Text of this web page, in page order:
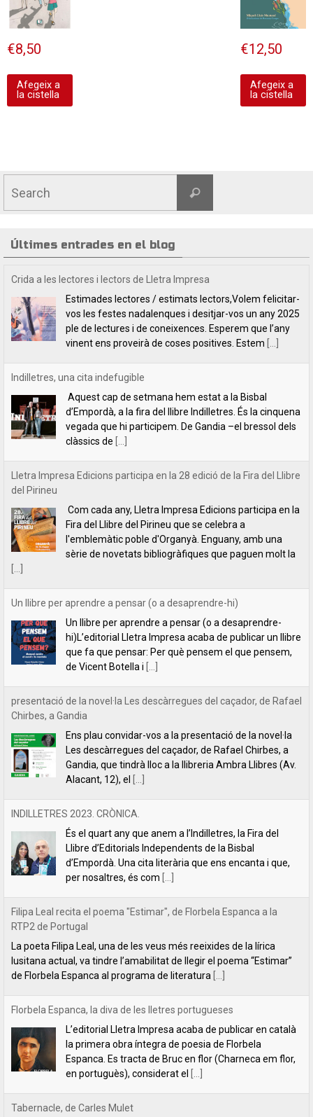
€8,50
Afegeix a
la cistella
€12,50
Afegeix a
la cistella
Search
Últimes entrades en el blog
Indilletres, una cita indefugible
Aquest cap de setmana hem estat a la Bisbal
d’Empordà, a la fira del llibre Indilletres. És la cinquena
vegada que hi participem. De Gandia –el bressol dels
clàssics de[...]
Lletra Impresa Edicions participa en la 28 edició de la Fira del Llibre
del Pirineu
Com cada any, Lletra Impresa Edicions participa en la
Fira del Llibre del Pirineu que se celebra a
l'emblemàtic poble d'Organyà. Enguany, amb una
[...]
Un llibre per aprendre a pensar (o a desaprendre-hi)
Un llibre per aprendre a pensar (o a desaprendre-
hi)L’editorial Lletra Impresa acaba de publicar un llibre
que fa que pensar: Per què pensem el que pensem,
presentació de la novel·la Les descàrregues del caçador, de Rafael
Chirbes, a Gandia
Ens plau convidar-vos a la presentació de la novel·la
Les descàrregues del caçador, de Rafael Chirbes, a
Gandia, que tindrà lloc a la llibreria Ambra Llibres (Av.
INDILLETRES 2023. CRÒNICA.
És el quart any que anem a l’Indilletres, la Fira del
Llibre d’Editorials Independents de la Bisbal
d’Empordà. Una cita literària que ens encanta i que,
per nosaltres, és com
Filipa Leal recita el poema "Estimar", de Florbela Espanca a la
RTP2 de Portugal
La poeta Filipa Leal, una de les veus més reeixides de la lírica
lusitana actual, va tindre l’amabilitat de llegir el poema “Estimar”
de Florbela Espanca al programa de literatura
Florbela Espanca, la diva de les lletres portugueses
L’editorial Lletra Impresa acaba de publicar en català
la primera obra íntegra de poesia de Florbela
Espanca. Es tracta de Bruc en flor (Charneca em flor,
en portuguès), considerat el[...]
Tabernacle, de Carles Mulet
Una de les coses boniques del mes de setembre és
anunciar les novetats que hem anat preparant al llarg
de l'estiu. La primera és aquest tríptic poètic de Carles
Mulet:[...]
Lletra Impresa aposta per la poesia en clau feminista amb motiu